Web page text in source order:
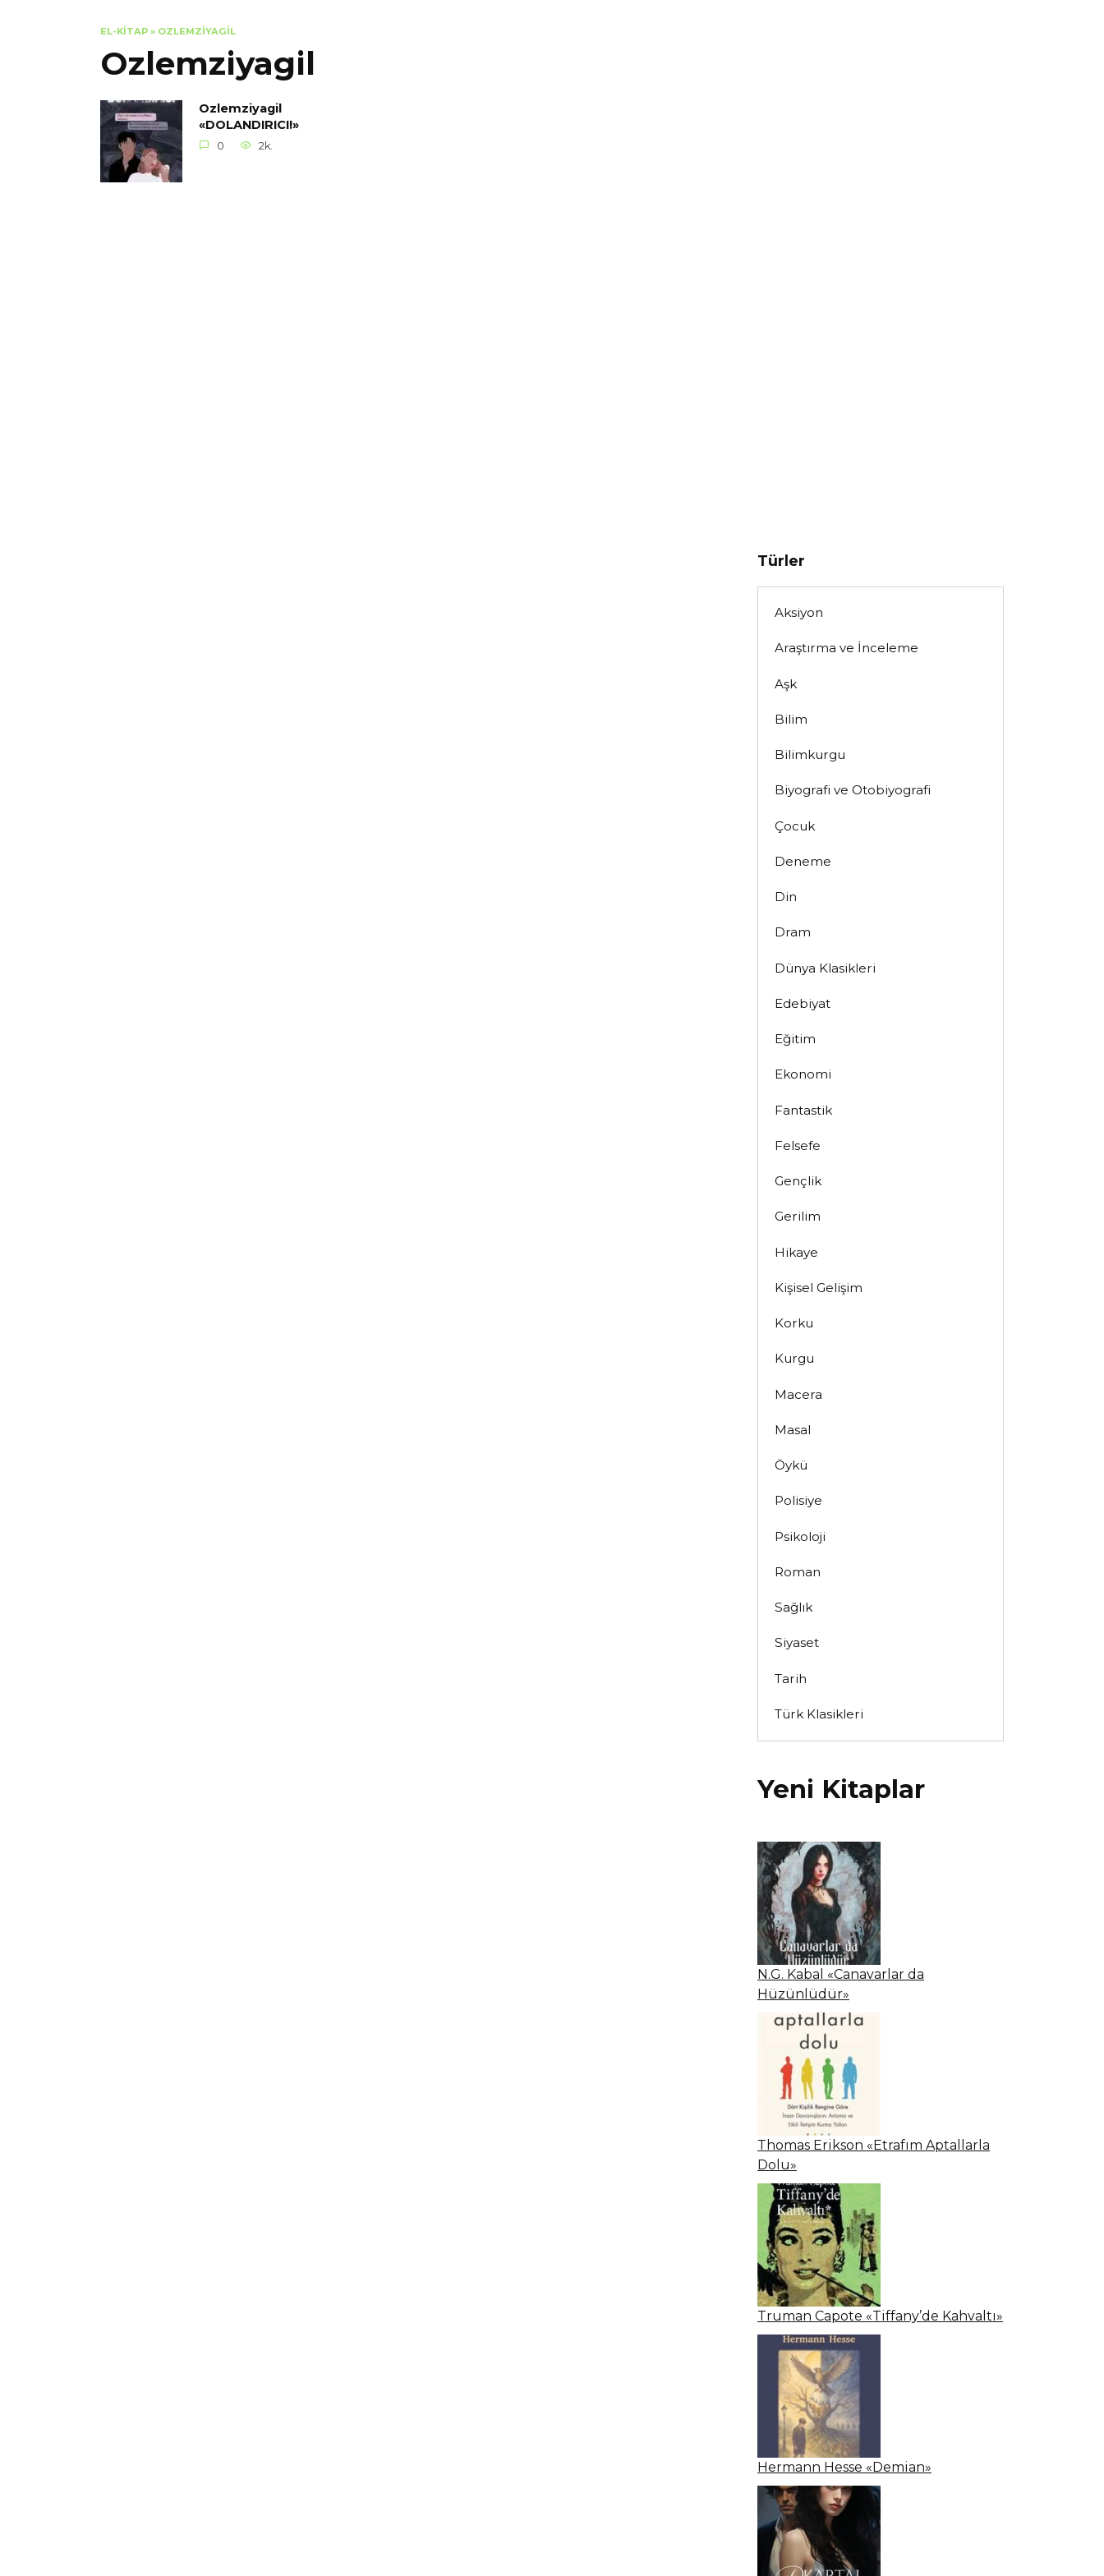
EL-KITAP » OZLEMZIYAGIL
Ozlemziyagil
Ozlemziyagil
«DOLANDIRICI!»
0 2k.
Türler
Aksiyon
Araştırma ve İnceleme
Aşk
Bilim
Bilimkurgu
Biyografi ve Otobiyografi
Çocuk
Deneme
Din
Dram
Dünya Klasikleri
Edebiyat
Eğitim
Ekonomi
Fantastik
Felsefe
Gençlik
Gerilim
Hikaye
Kişisel Gelişim
Korku
Kurgu
Macera
Masal
Öykü
Polisiye
Psikoloji
Roman
Sağlık
Siyaset
Tarih
Türk Klasikleri
Yeni Kitaplar
N.G. Kabal «Canavarlar da
Hüzünlüdür»
Thomas Erikson «Etrafım Aptallarla
Dolu»
Truman Capote «Tiffany’de Kahvaltı»
Hermann Hesse «Demian»